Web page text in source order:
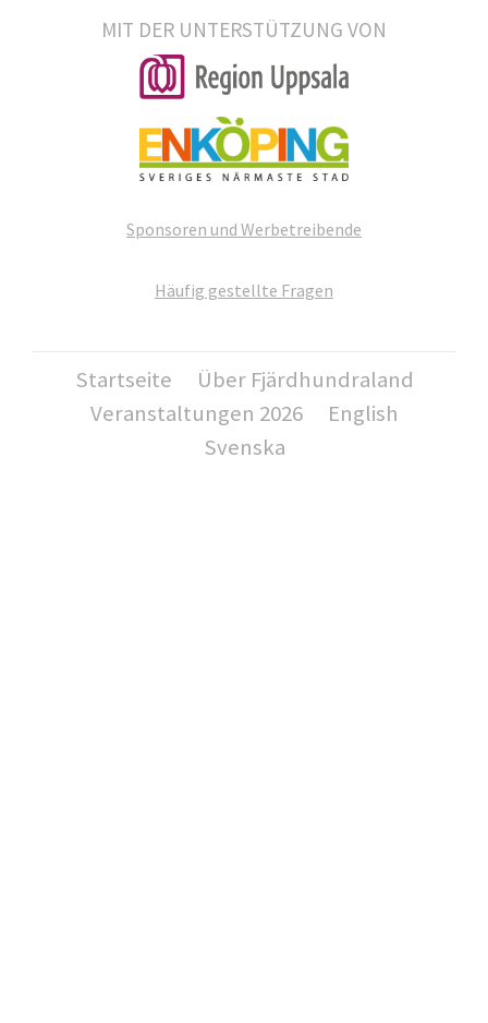
MIT DER UNTERSTÜTZUNG VON
Sponsoren und Werbetreibende
Häufig gestellte Fragen
Startseite
Über Fjärdhundraland
Veranstaltungen 2026
English
Svenska